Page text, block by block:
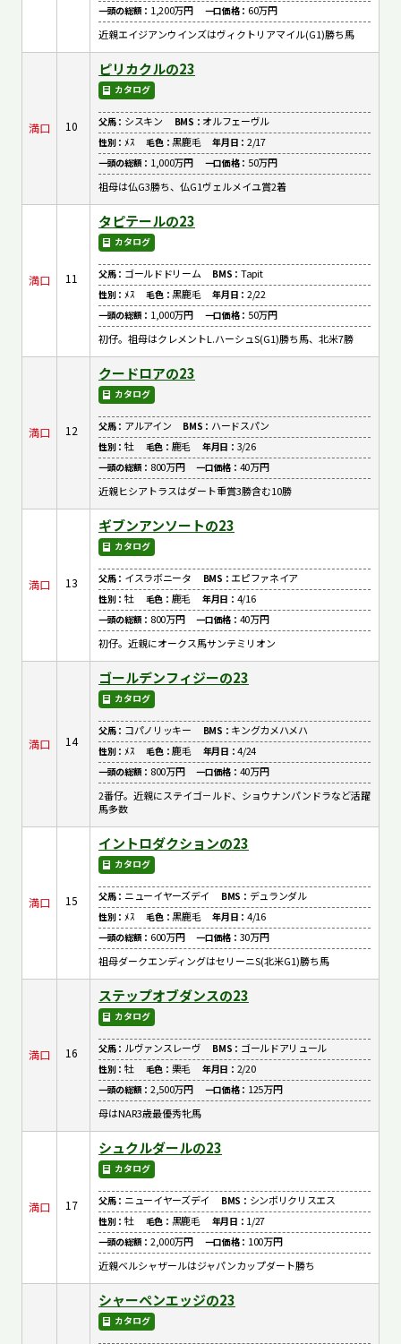
一頭の総額： 1,200万円 一口価格： 60万円
近親エイジアンウインズはヴィクトリアマイル(G1)勝ち馬
満口 10
ピリカクルの23
カタログ
父馬： シスキン BMS： オルフェーヴル
性別：ﾒｽ 毛色：黒鹿毛 年月日：2/17
一頭の総額： 1,000万円 一口価格： 50万円
祖母は仏G3勝ち、仏G1ヴェルメイユ賞2着
満口 11
タピテールの23
カタログ
父馬： ゴールドドリーム BMS：Tapit
性別：ﾒｽ 毛色：黒鹿毛 年月日：2/22
一頭の総額： 1,000万円 一口価格： 50万円
初仔。祖母はクレメントL.ハーシュS(G1)勝ち馬、北米7勝
満口 12
クードロアの23
カタログ
父馬： アルアイン BMS： ハードスパン
性別：牡 毛色： 鹿毛 年月日： 3/26
一頭の総額： 800万円 一口価格： 40万円
近親ヒシアトラスはダート重賞3勝含む10勝
満口 13
ギブンアンソートの23
カタログ
父馬： イスラボニータ BMS： エピファネイア
性別：牡 毛色： 鹿毛 年月日： 4/16
一頭の総額： 800万円 一口価格： 40万円
初仔。近親にオークス馬サンテミリオン
満口 14
ゴールデンフィジーの23
カタログ
父馬： コパノリッキー BMS： キングカメハメハ
性別：ﾒｽ 毛色：鹿毛 年月日：4/24
一頭の総額： 800万円 一口価格： 40万円
2番仔。近親にステイゴ－ルド、ショウナンパンドラなど活躍
馬多数
満口 15
イントロダクションの23
カタログ
父馬： ニューイヤーズデイ BMS： デュランダル
性別：ﾒｽ 毛色：黒鹿毛 年月日：4/16
一頭の総額： 600万円 一口価格： 30万円
祖母ダークエンディングはセリーニS(北米G1)勝ち馬
満口 16
ステップオブダンスの23
カタログ
父馬： ルヴァンスレーヴ BMS： ゴールドアリュール
性別：牡 毛色： 栗毛 年月日： 2/20
一頭の総額：2,500万円 一口価格： 125万円
母はNAR3歳最優秀牝馬
満口 17
シュクルダールの23
カタログ
父馬： ニューイヤーズデイ BMS： シンボリクリスエス
性別：牡 毛色： 黒鹿毛 年月日： 1/27
一頭の総額：2,000万円 一口価格： 100万円
近親ベルシャザールはジャパンカップダート勝ち
シャーペンエッジの23
カタログ